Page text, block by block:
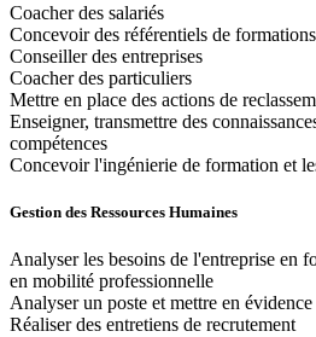
Coacher des salariés
Concevoir des référentiels de formations
Conseiller des entreprises
Coacher des particuliers
Mettre en place des actions de
Enseigner, transmettre des
compétences
Concevoir l'ingénierie de formation et
Gestion des Ressources Humaines
Analyser les besoins de l'entreprise en
en mobilité professionnelle
Analyser un poste et mettre en
Réaliser des entretiens de recrutement